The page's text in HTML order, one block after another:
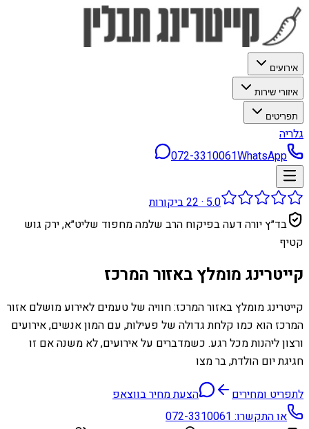
אירועים
איזורי שירות
תפריטים
גלריה
072-3310061WhatsApp
5.0
·
22ביקורות
בד״ץ יורה דעה בפיקוח הרב שלמה מחפוד שליט״א, ירק גוש
קטיף
קייטרינג מומלץ באזור המרכז
קייטרינג מומלץ באזור המרכז: חוויה של טעמים לאירוע מושלם אזור
המרכז הוא כמו קלחת גדולה של פעילות, עם המון אנשים, אירועים
ורצון ליהנות מכל רגע. כשמדברים על אירועים, לא משנה אם זו
חגיגת יום הולדת, בר מצו
לתפריט ומחירים
הצעת מחיר בווצאפ
או התקשרו:072-3310061